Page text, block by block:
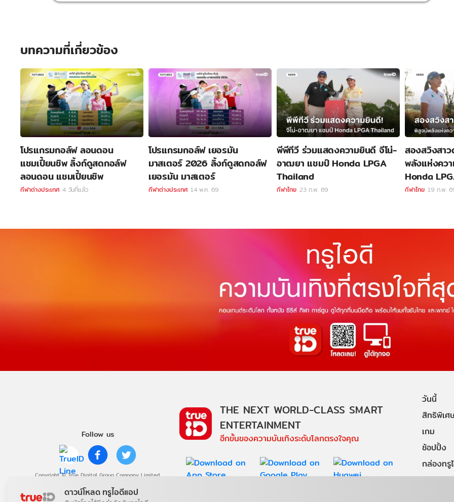
บทความที่เกี่ยวข้อง
โปรแกรมกอล์ฟ ลอนดอน
แชมเปี้ยนชิพ ลิ้งก์ดูสดกอล์ฟ
ลอนดอน แชมเปี้ยนชิพ
กีฬาต่างประเทศ 4 วันที่แล้ว
โปรแกรมกอล์ฟ เยอรมัน
มาสเตอร์ 2026 ลิ้งก์ดูสดกอล์ฟ
เยอรมัน มาสเตอร์
กีฬาต่างประเทศ 14 พ.ค. 69
พีพีทีวี ร่วมแสดงความยินดี จีโน่-
อาฒยา แชมป์ Honda LPGA
Thailand
กีฬาไทย 23 ก.พ. 69
สองสวิงสา
พลังแห่งคว
Honda
กีฬาไทย 19 ก.พ.
ดาวน์โหลด ทรูไอดีแอป
Follow us
Copyright © True Digital Group Company Limited.
THE NEXT WORLD-CLASS SMART
ENTERTAINMENT
อีกขั้นของความบันเทิงระดับโลกตรงใจคุณ
วันนี้
สิทธิพิเศ
เกม
ช้อปปิ้ง
กล่องทรู
บริการช่